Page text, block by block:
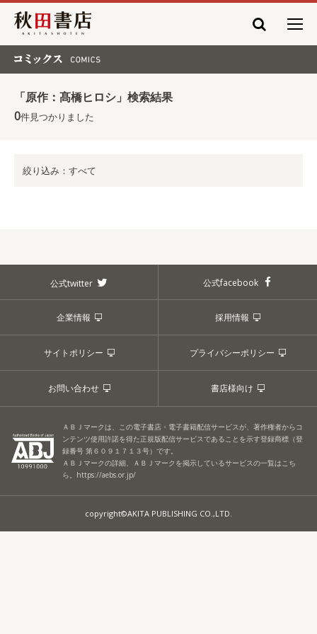
秋田書店
「原作：髙橋ヒロシ」検索結果
0件見つかりました
絞り込み：すべて
公式twitter 公式facebook
企業情報 採用情報
サイトポリシー プライバシーポリシー
お問い合わせ 書店様向け
ＡＢＪマークは、この電子書店・電子書籍配信サービスが、著作権者からコ
ンテンツ使用許諾を得た正規版配信サービスであることを示す登録商標（登
録番号 第６０９１７１３号）です。
ＡＢＪマークの詳細、ＡＢＪマークを掲示しているサービスの一覧はこち
ら。 https://aebs.or.jp/
copyright©AKITA PUBLISHING CO.,LTD.